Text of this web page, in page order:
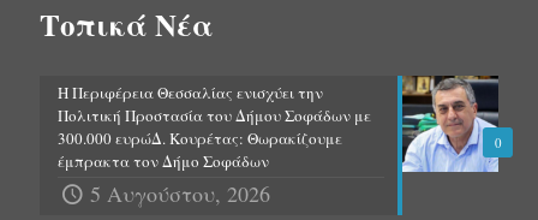
Τοπικά Νέα
0
Η Περιφέρεια Θεσσαλίας ενισχύει την
Πολιτική Προστασία του Δήμου Σοφάδων με
300.000 ευρώΔ. Κουρέτας: Θωρακίζουμε
έμπρακτα τον Δήμο Σοφάδων
5 Αυγούστου, 2026